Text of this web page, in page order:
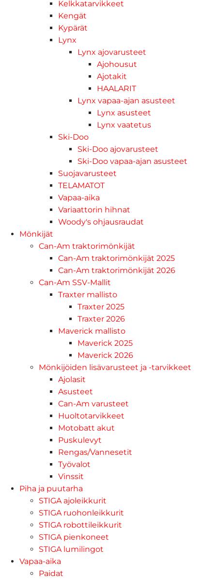
Kelkkatarvikkeet
Kengät
Kypärät
Lynx
Lynx ajovarusteet
Ajohousut
Ajotakit
HAALARIT
Lynx vapaa-ajan asusteet
Lynx asusteet
Lynx vaatetus
Ski-Doo
Ski-Doo ajovarusteet
Ski-Doo vapaa-ajan asusteet
Suojavarusteet
TELAMATOT
Vapaa-aika
Variaattorin hihnat
Woody's ohjausraudat
Mönkijät
Can-Am traktorimönkijät
Can-Am traktorimönkijät 2025
Can-Am traktorimönkijät 2026
Can-Am SSV-Mallit
Traxter mallisto
Traxter 2025
Traxter 2026
Maverick mallisto
Maverick 2025
Maverick 2026
Mönkijöiden lisävarusteet ja -tarvikkeet
Ajolasit
Asusteet
Can-Am varusteet
Huoltotarvikkeet
Motobatt akut
Puskulevyt
Rengas/Vannesetit
Työvalot
Vinssit
Piha ja puutarha
STIGA ajoleikkurit
STIGA ruohonleikkurit
STIGA robottileikkurit
STIGA pienkoneet
STIGA lumilingot
Vapaa-aika
Paidat